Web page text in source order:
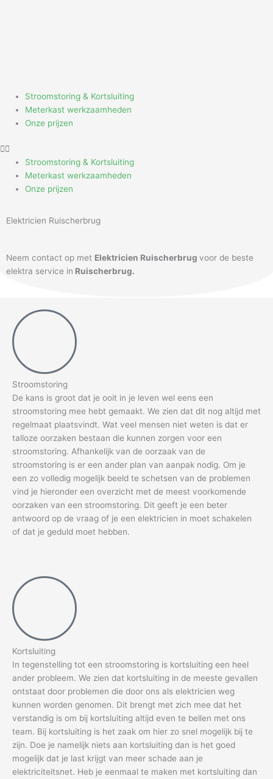
Stroomstoring & Kortsluiting
Meterkast werkzaamheden
Onze prijzen
Stroomstoring & Kortsluiting
Meterkast werkzaamheden
Onze prijzen
Elektricien Ruischerbrug
Neem contact op met Elektricien Ruischerbrug voor de beste
elektra service in Ruischerbrug.
Stroomstoring
De kans is groot dat je ooit in je leven wel eens een
stroomstoring mee hebt gemaakt. We zien dat dit nog altijd met
regelmaat plaatsvindt. Wat veel mensen niet weten is dat er
talloze oorzaken bestaan die kunnen zorgen voor een
stroomstoring. Afhankelijk van de oorzaak van de
stroomstoring is er een ander plan van aanpak nodig. Om je
een zo volledig mogelijk beeld te schetsen van de problemen
vind je hieronder een overzicht met de meest voorkomende
oorzaken van een stroomstoring. Dit geeft je een beter
antwoord op de vraag of je een elektricien in moet schakelen
of dat je geduld moet hebben.
Kortsluiting
In tegenstelling tot een stroomstoring is kortsluiting een heel
ander probleem. We zien dat kortsluiting in de meeste gevallen
ontstaat door problemen die door ons als elektricien weg
kunnen worden genomen. Dit brengt met zich mee dat het
verstandig is om bij kortsluiting altijd even te bellen met ons
team. Bij kortsluiting is het zaak om hier zo snel mogelijk bij te
zijn. Doe je namelijk niets aan kortsluiting dan is het goed
mogelijk dat je last krijgt van meer schade aan je
elektriciteitsnet. Heb je eenmaal te maken met kortsluiting dan